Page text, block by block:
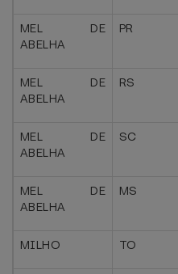
MEL DE
ABELHA
PR
MEL DE
ABELHA
RS
MEL DE
ABELHA
SC
MEL DE
ABELHA
MS
MILHO TO